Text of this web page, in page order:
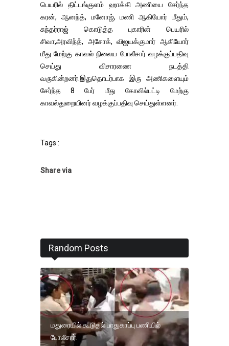
பெயரில் திட்டங்குளம் ஹாக்கி அணியை சேர்ந்த
கரன், ஆனந்த், மனோஜ், மணி ஆகியோர் மீதும்,
சுந்தர்ராஜ் கொடுத்த புகாரின் பெயரில்
சிவா,அரவிந்த், அசோக், விஜயக்குமார் ஆகியோர்
மீது மேற்கு காவல் நிலைய போலீசார் வழக்குப்பதிவு
செய்து விசாரணை நடத்தி
வருகின்றனர்.இதுதொடர்பாக இரு அணிகளையும்
சேர்ந்த 8 பேர் மீது கோவில்பட்டி மேற்கு
காவல்துறையினர் வழக்குப்பதிவு செய்துள்ளனர்.
Tags :
Share via
Random Posts
மதுரையில் கூடுதல் பாதுகாப்பு பணியில்
போலீசார்.